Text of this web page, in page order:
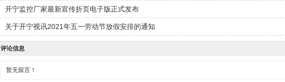
开宁监控厂家最新宣传折页电子版正式发布
关于开宁视讯2021年五一劳动节放假安排的通知
评论信息
暂无留言！